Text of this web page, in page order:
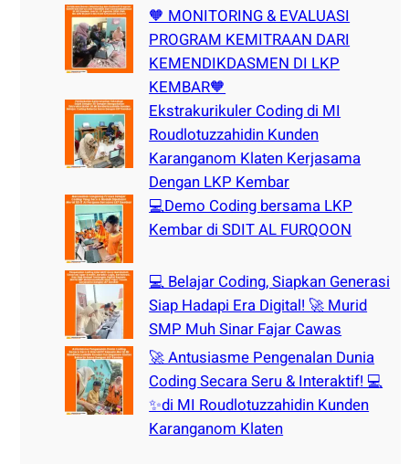
🧡 MONITORING & EVALUASI
PROGRAM KEMITRAAN DARI
KEMENDIKDASMEN DI LKP
KEMBAR🧡
Ekstrakurikuler Coding di MI
Roudlotuzzahidin Kunden
Karanganom Klaten Kerjasama
Dengan LKP Kembar
💻Demo Coding bersama LKP
Kembar di SDIT AL FURQOON
💻 Belajar Coding, Siapkan Generasi
Siap Hadapi Era Digital! 🚀 Murid
SMP Muh Sinar Fajar Cawas
🚀 Antusiasme Pengenalan Dunia
Coding Secara Seru & Interaktif! 💻
✨di MI Roudlotuzzahidin Kunden
Karanganom Klaten